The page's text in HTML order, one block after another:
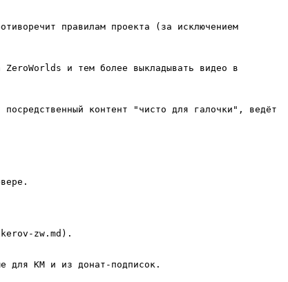
правилам проекта (за исключением
ZeroWorlds и тем более выкладывать видео в
контент "чисто для галочки", ведёт
zw.md).
для КМ и из донат-подписок.